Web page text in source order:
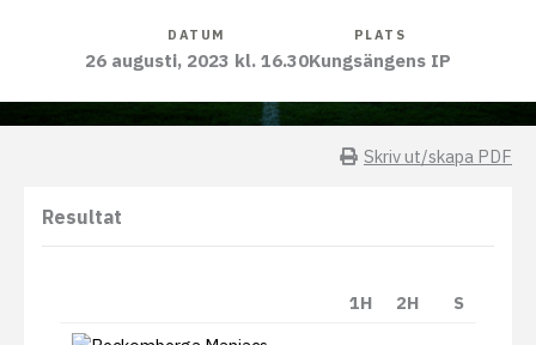
DATUM
26 augusti, 2023 kl. 16.30
PLATS
Kungsängens IP
Skriv ut/skapa PDF
Resultat
1H 2H S